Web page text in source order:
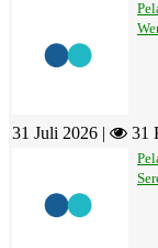
31 Juli 2026 | 31